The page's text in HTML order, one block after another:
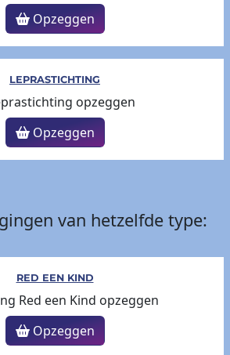
Opzeggen
LEPRASTICHTING
Opzeggen
van hetzelfde type:
RED EEN KIND
Opzeggen